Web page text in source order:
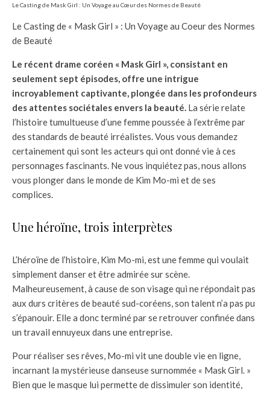
Le Casting de Mask Girl : Un Voyage au Cœur des Normes de Beauté
Le Casting de « Mask Girl » : Un Voyage au Coeur des Normes
de Beauté
Le récent drame coréen « Mask Girl », consistant en
seulement sept épisodes, offre une intrigue
incroyablement captivante, plongée dans les profondeurs
des attentes sociétales envers la beauté. La série relate
l’histoire tumultueuse d’une femme poussée à l’extrême par
des standards de beauté irréalistes. Vous vous demandez
certainement qui sont les acteurs qui ont donné vie à ces
personnages fascinants. Ne vous inquiétez pas, nous allons
vous plonger dans le monde de Kim Mo-mi et de ses
complices.
Une héroïne, trois interprètes
L’héroïne de l’histoire, Kim Mo-mi, est une femme qui voulait
simplement danser et être admirée sur scène.
Malheureusement, à cause de son visage qui ne répondait pas
aux durs critères de beauté sud-coréens, son talent n’a pas pu
s’épanouir. Elle a donc terminé par se retrouver confinée dans
un travail ennuyeux dans une entreprise.
Pour réaliser ses rêves, Mo-mi vit une double vie en ligne,
incarnant la mystérieuse danseuse surnommée « Mask Girl. »
Bien que le masque lui permette de dissimuler son identité,